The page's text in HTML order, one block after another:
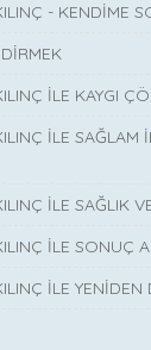
- KENDİME
İLE KAYGI
İLE SAĞLAM
İLE SAĞLIK
İLE SONUÇ
İLE YENİDEN